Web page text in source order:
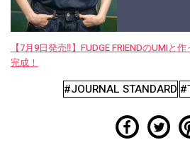
【7月9日発売‼︎】FUDGE FRIENDのUMIと
完成！
#JOURNAL STANDARD